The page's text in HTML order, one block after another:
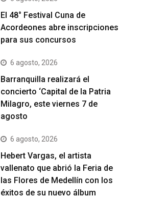
El 48° Festival Cuna de
Acordeones abre inscripciones
para sus concursos
6 agosto, 2026
Barranquilla realizará el
concierto ‘Capital de la Patria
Milagro, este viernes 7 de
agosto
6 agosto, 2026
Hebert Vargas, el artista
vallenato que abrió la Feria de
las Flores de Medellín con los
éxitos de su nuevo álbum